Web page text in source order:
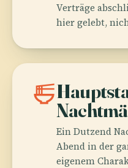
Verträge
hier gelebt,
ramen_dining
Ein Dutzend
Abend in der
eigenem